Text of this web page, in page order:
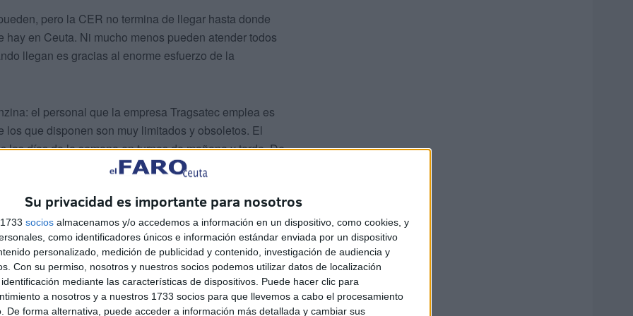
Su privacidad es importante para nosotros
socios almacenamos y/o accedemos a información en un dispositivo, como cookies, y
como identificadores únicos e información estándar enviada por un dispositivo
personalizado, medición de publicidad y contenido, investigación de audiencia y
Con su permiso, nosotros y nuestros socios podemos utilizar datos de localización
mediante las características de dispositivos. Puede hacer clic para
a nosotros y a nuestros 1733 socios para que llevemos a cabo el procesamiento
De forma alternativa, puede acceder a información más detallada y cambiar sus
pero la CER no termina de llegar hasta donde
en Ceuta. Ni mucho menos pueden atender todos
llegan es gracias al enorme esfuerzo de la
el personal que la empresa Tragsatec emplea es
que disponen son muy limitados y obsoletos. El
los días de la semana en turnos de mañana y tarde. De
solo por la mañana. Por no hablar del tiempo
etcétera.
de recurrir a empresas para gestionar un servicio